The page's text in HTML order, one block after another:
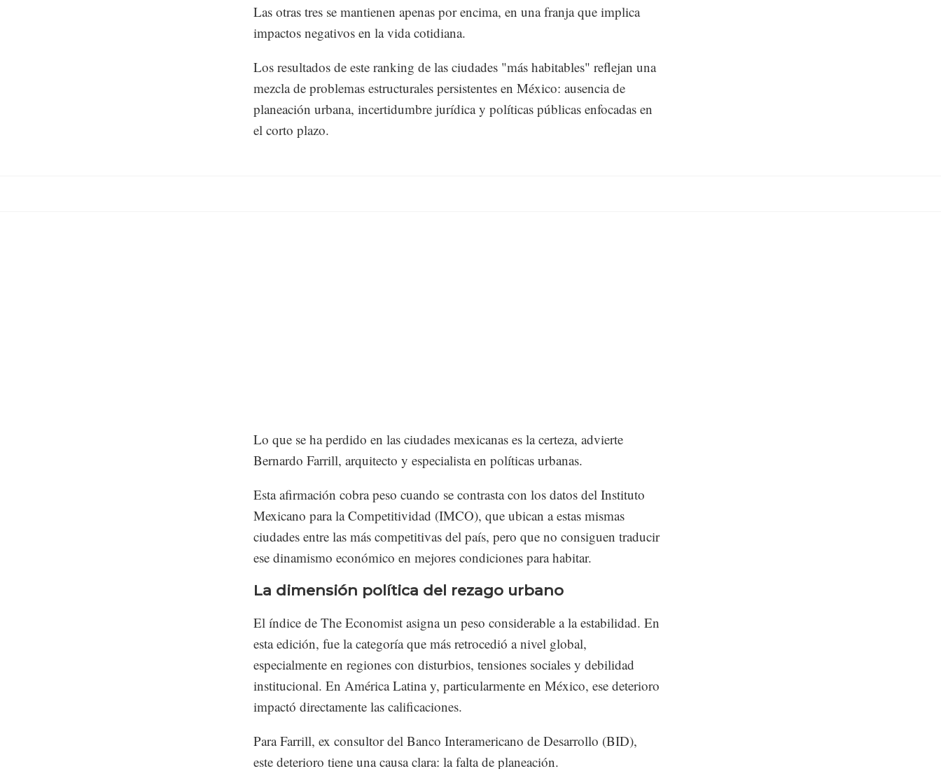
Las otras tres se mantienen apenas por encima, en una franja que implica
impactos negativos en la vida cotidiana.
Los resultados de este ranking de las ciudades "más habitables" reflejan una
mezcla de problemas estructurales persistentes en México: ausencia de
planeación urbana, incertidumbre jurídica y políticas públicas enfocadas en
el corto plazo.
Lo que se ha perdido en las ciudades mexicanas es la certeza, advierte
Bernardo Farrill, arquitecto y especialista en políticas urbanas.
Esta afirmación cobra peso cuando se contrasta con los datos del Instituto
Mexicano para la Competitividad (IMCO), que ubican a estas mismas
ciudades entre las más competitivas del país, pero que no consiguen traducir
ese dinamismo económico en mejores condiciones para habitar.
La dimensión política del rezago urbano
El índice de The Economist asigna un peso considerable a la estabilidad. En
esta edición, fue la categoría que más retrocedió a nivel global,
especialmente en regiones con disturbios, tensiones sociales y debilidad
institucional. En América Latina y, particularmente en México, ese deterioro
impactó directamente las calificaciones.
Para Farrill, ex consultor del Banco Interamericano de Desarrollo (BID),
este deterioro tiene una causa clara: la falta de planeación.